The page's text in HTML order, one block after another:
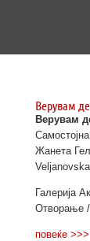
Верувам
Верувам
Жанета
Veljanovska
Галерија
Отворање /
повеќе >>>